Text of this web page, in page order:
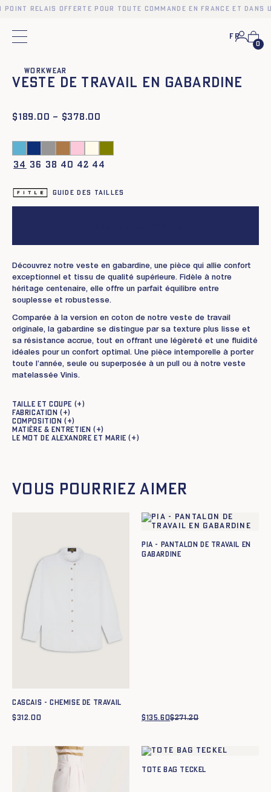
Fr
0
Workwear
Veste de travail en gabardine
$ 189.00 – $378.00
Plage
à
$378.00
34 36 38 40 42 44
Guide des tailles
Découvrez notre veste en gabardine, une pièce qui allie confort
exceptionnel et tissu de qualité supérieure. Fidèle à notre
héritage centenaire, elle offre un parfait équilibre entre
souplesse et robustesse.
Comparée à la version en coton de notre veste de travail
originale, la gabardine se distingue par sa texture plus lisse et
sa résistance accrue, tout en offrant une légèreté et une fluidité
idéales pour un confort optimal. Une pièce intemporelle à porter
toute l’année, seule ou superposée à un pull ou à notre veste
matelassée Vinis.
Taille et coupe
Fabrication
Composition
Matière & entretien
Le mot de Alexandre et Marie
Vous pourriez aimer
Cascais - Chemise de travail
$312.00
Pia - Pantalon de travail en
gabardine
$271.20Le
$271.20.
$135.60
Le
$135.60.
Tote Bag Teckel